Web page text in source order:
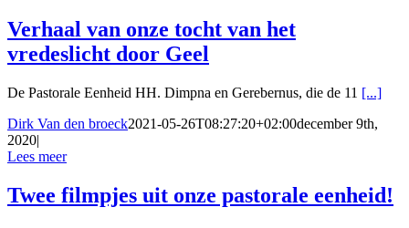
Verhaal van onze tocht van het
vredeslicht door Geel
De Pastorale Eenheid HH. Dimpna en Gerebernus, die de 11 [...]
Dirk Van den broeck2021-05-26T08:27:20+02:00december 9th,
2020|
Lees meer
Twee filmpjes uit onze pastorale eenheid!